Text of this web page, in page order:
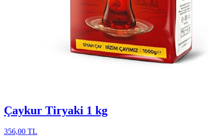
Çaykur Tiryaki 1 kg
356,00 TL